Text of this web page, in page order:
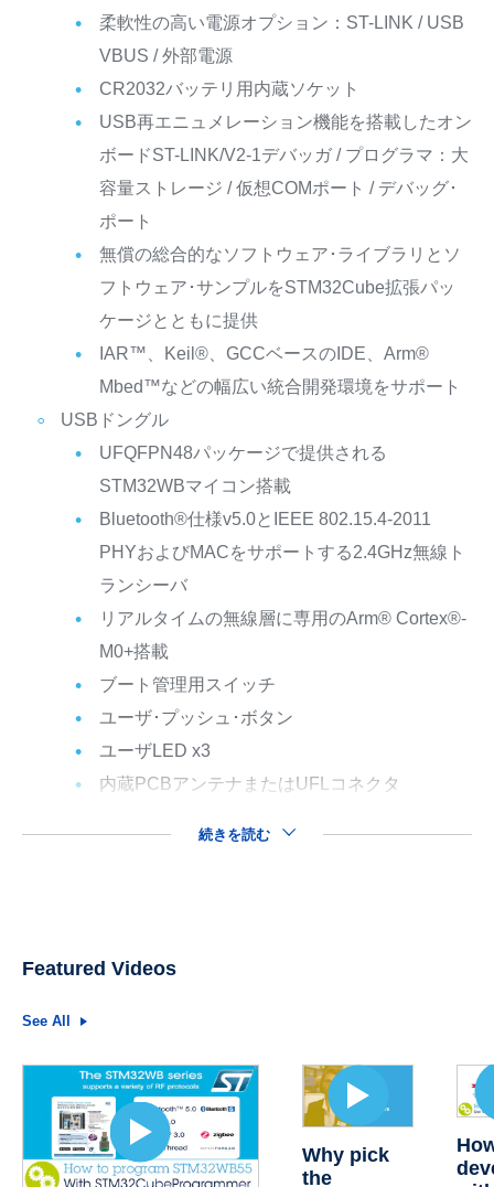
柔軟性の高い電源オプション：ST-LINK / USB
VBUS / 外部電源
CR2032バッテリ用内蔵ソケット
USB再エニュメレーション機能を搭載したオン
ボードST-LINK/V2-1デバッガ / プログラマ：大
容量ストレージ / 仮想COMポート / デバッグ･
ポート
無償の総合的なソフトウェア･ライブラリとソ
フトウェア･サンプルをSTM32Cube拡張パッ
ケージとともに提供
IAR™、Keil®、GCCベースのIDE、Arm®
Mbed™などの幅広い統合開発環境をサポート
USBドングル
UFQFPN48パッケージで提供される
STM32WBマイコン搭載
Bluetooth®仕様v5.0とIEEE 802.15.4-2011
PHYおよびMACをサポートする2.4GHz無線ト
ランシーバ
リアルタイムの無線層に専用のArm® Cortex®-
M0+搭載
ブート管理用スイッチ
ユーザ･プッシュ･ボタン
ユーザLED x3
内蔵PCBアンテナまたはUFLコネクタ
続きを読む
Featured Videos
See All
Why pick
the